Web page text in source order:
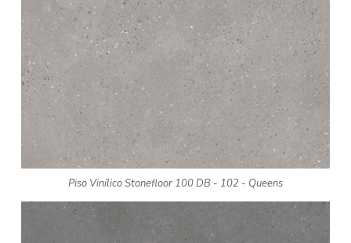
Piso Vinílico Stonefloor 100 DB - 102 - Queens